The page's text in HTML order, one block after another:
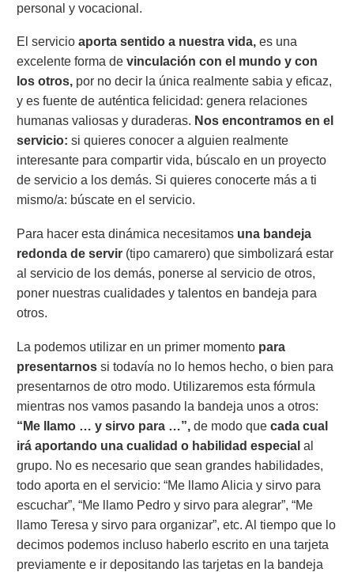
personal y vocacional.
El servicio aporta sentido a nuestra vida, es una
excelente forma de vinculación con el mundo y con
los otros, por no decir la única realmente sabia y eficaz,
y es fuente de auténtica felicidad: genera relaciones
humanas valiosas y duraderas. Nos encontramos en el
servicio: si quieres conocer a alguien realmente
interesante para compartir vida, búscalo en un proyecto
de servicio a los demás. Si quieres conocerte más a ti
mismo/a: búscate en el servicio.
Para hacer esta dinámica necesitamos una bandeja
redonda de servir (tipo camarero) que simbolizará estar
al servicio de los demás, ponerse al servicio de otros,
poner nuestras cualidades y talentos en bandeja para
otros.
La podemos utilizar en un primer momento para
presentarnos si todavía no lo hemos hecho, o bien para
presentarnos de otro modo. Utilizaremos esta fórmula
mientras nos vamos pasando la bandeja unos a otros:
“Me llamo … y sirvo para …”, de modo que cada cual
irá aportando una cualidad o habilidad especial al
grupo. No es necesario que sean grandes habilidades,
todo aporta en el servicio: “Me llamo Alicia y sirvo para
escuchar”, “Me llamo Pedro y sirvo para alegrar”, “Me
llamo Teresa y sirvo para organizar”, etc. Al tiempo que lo
decimos podemos incluso haberlo escrito en una tarjeta
previamente e ir depositando las tarjetas en la bandeja